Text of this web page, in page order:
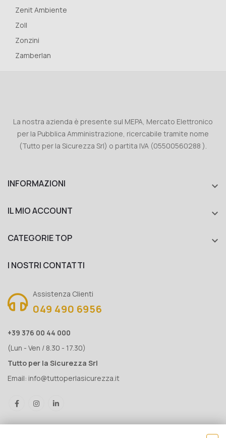
Zenit Ambiente
Zoll
Zonzini
Zamberlan
La nostra azienda è presente sul MEPA, Mercato Elettronico
per la Pubblica Amministrazione, ricercabile tramite nome
(Tutto per la Sicurezza Srl) o partita IVA (05500560288 ).
INFORMAZIONI 
IL MIO ACCOUNT 
CATEGORIE TOP 
I NOSTRI CONTATTI
Assistenza Clienti
049 490 6956
+39 376 00 44 000
(Lun - Ven / 8.30 - 17.30)
Tutto per la Sicurezza Srl
Email: info@tuttoperlasicurezza.it